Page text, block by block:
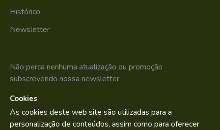
Histórico
Newsletter
Não perca nenhuma atualização ou promoção
subscrevendo nossa newsletter.
Li e aceito osPolítica de Privacidade
Cookies
As cookies deste web site são utilizadas para a
personalização de conteúdos, assim como para oferecer